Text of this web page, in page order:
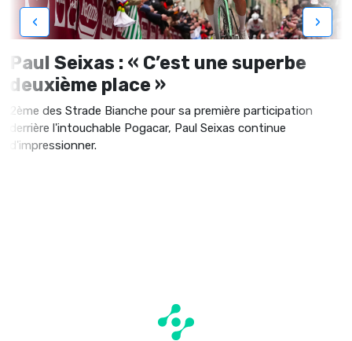
Paul Seixas : « C’est une superbe
deuxième place »
2ème des Strade Bianche pour sa première participation
derrière l'intouchable Pogacar, Paul Seixas continue
d'impressionner.
‹ ›